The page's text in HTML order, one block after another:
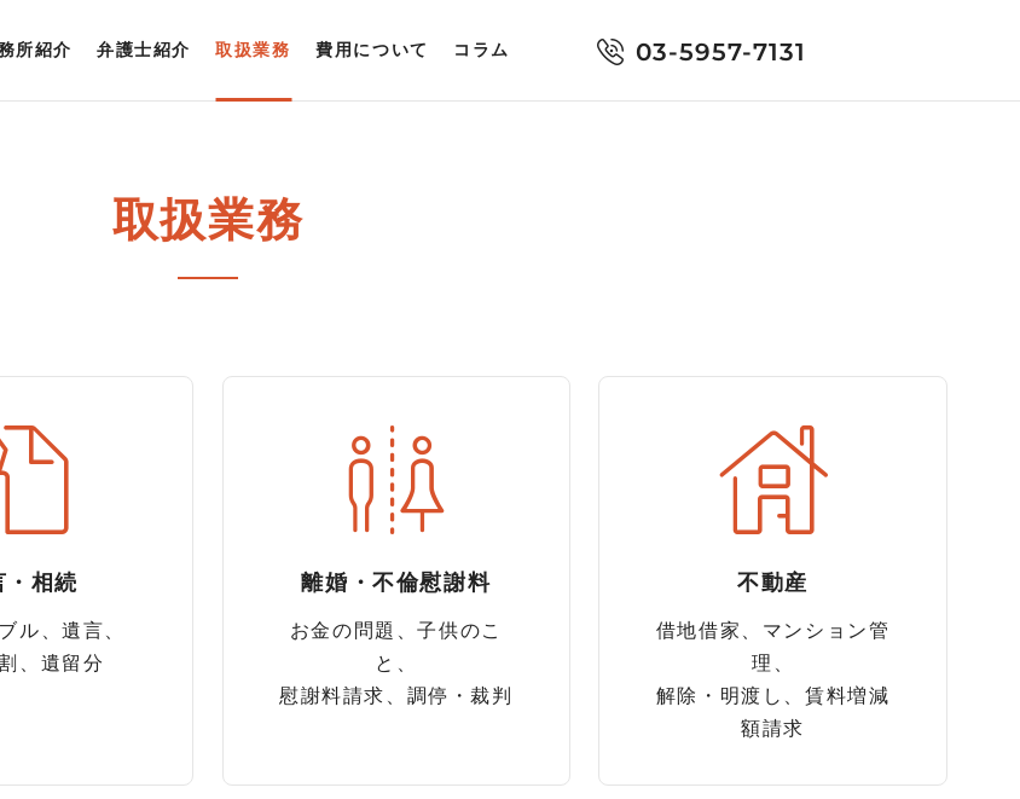
所紹介 弁護士紹介 取扱業務 費用について コラム 03-5957-7131
取扱業務
・相続
ル、遺言、
、遺留分
離婚・不倫慰謝料
お金の問題、子供のこ
と、
慰謝料請求、調停・裁判
不動産
借地借家、マンション管
理、
解除・明渡し、賃料増減
額請求